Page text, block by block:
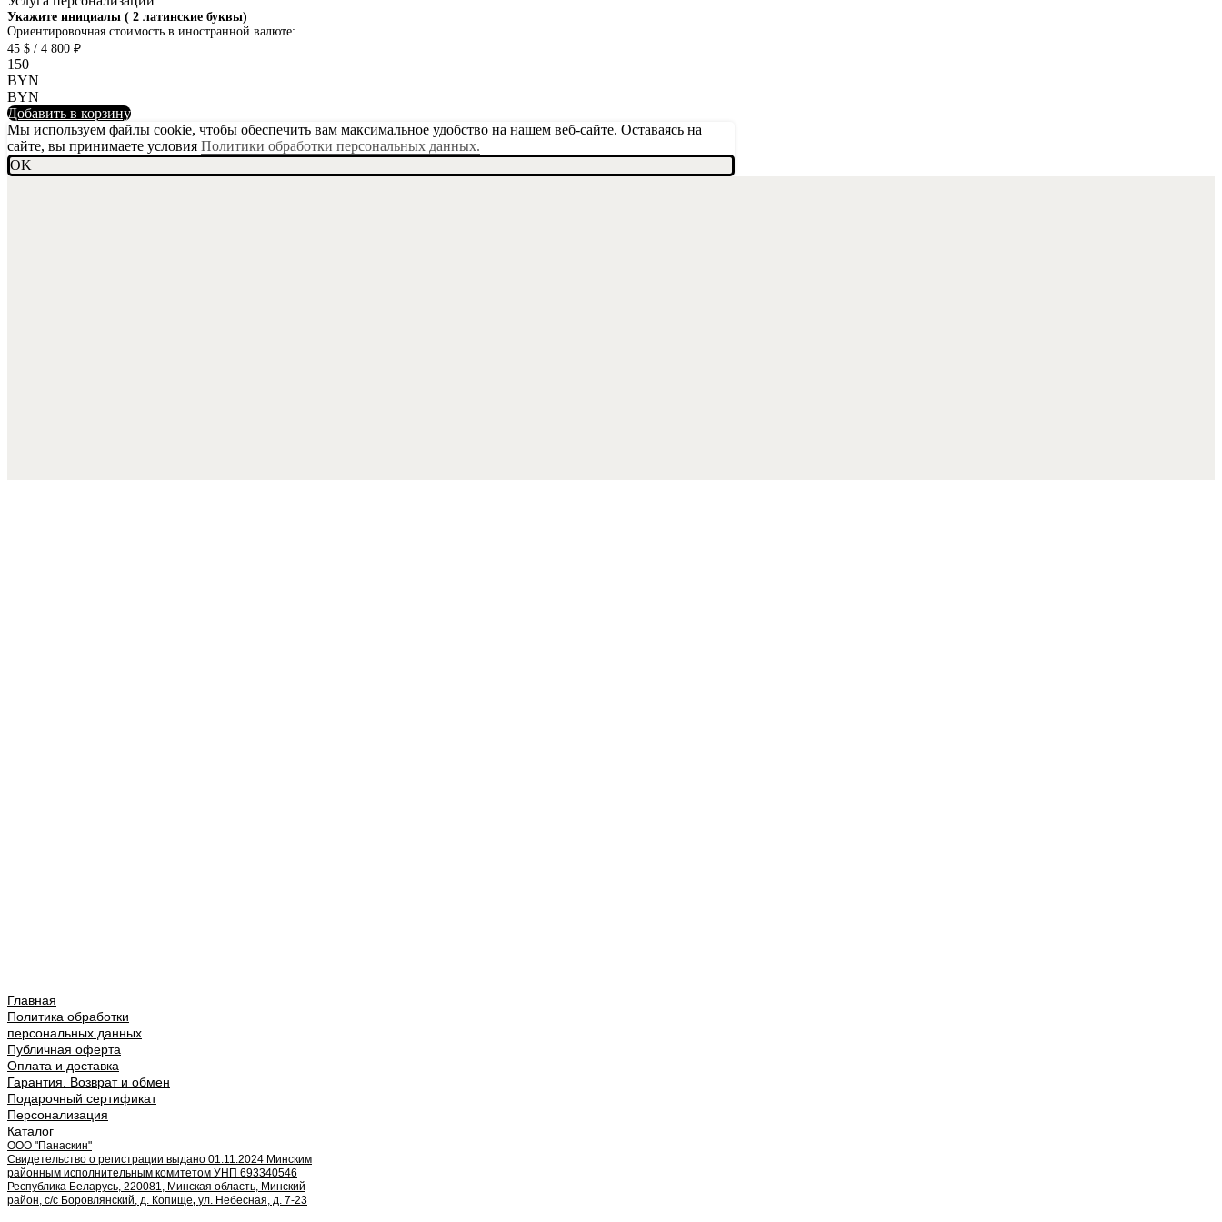
Укажите инициалы ( 2 латинские буквы)
Ориентировочная стоимость в иностранной валюте:
45 $ / 4 800 ₽
150
BYN
BYN
Добавить в корзину
Мы используем файлы cookie, чтобы обеспечить вам максимальное удобство на нашем веб-сайте. Оставаясь на
сайте, вы принимаете условия Политики обработки персональных данных.
OK
Главная
Политика обработки
персональных данных
Публичная оферта
Оплата и доставка
Гарантия. Возврат и обмен
Подарочный сертификат
Персонализация
Каталог
ООО "Панаскин"
Свидетельство о регистрации выдано 01.11.2024 Минским
районным исполнительным комитетом УНП 693340546
Республика Беларусь, 220081, Минская область, Минский
район, с/с Боровлянский, д. Копище, ул. Небесная, д. 7-23